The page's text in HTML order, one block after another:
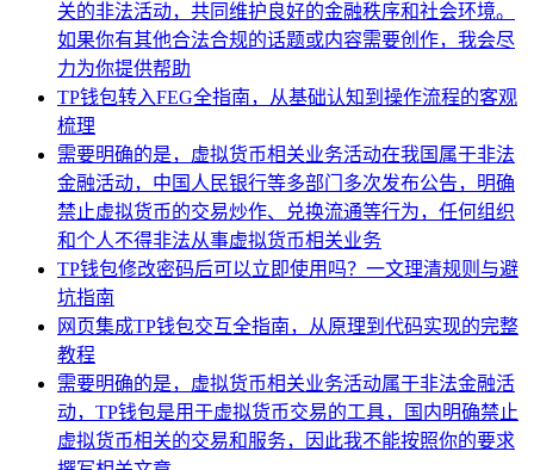
关的非法活动，共同维护良好的金融秩序和社会环境。
如果你有其他合法合规的话题或内容需要创作，我会尽
力为你提供帮助
TP钱包转入FEG全指南，从基础认知到操作流程的客观
梳理
需要明确的是，虚拟货币相关业务活动在我国属于非法
金融活动，中国人民银行等多部门多次发布公告，明确
禁止虚拟货币的交易炒作、兑换流通等行为，任何组织
和个人不得非法从事虚拟货币相关业务
TP钱包修改密码后可以立即使用吗？一文理清规则与避
坑指南
网页集成TP钱包交互全指南，从原理到代码实现的完整
教程
需要明确的是，虚拟货币相关业务活动属于非法金融活
动，TP钱包是用于虚拟货币交易的工具，国内明确禁止
虚拟货币相关的交易和服务，因此我不能按照你的要求